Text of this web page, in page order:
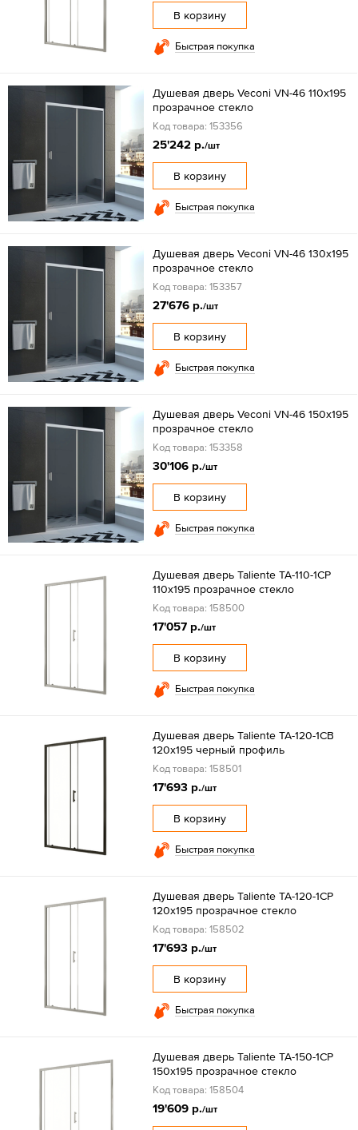
В корзину
Быстрая покупка
Душевая дверь Veconi VN-46 110x195
прозрачное стекло
Код товара: 153356
25'242 р./шт
В корзину
Быстрая покупка
Душевая дверь Veconi VN-46 130x195
прозрачное стекло
Код товара: 153357
27'676 р./шт
В корзину
Быстрая покупка
Душевая дверь Veconi VN-46 150x195
прозрачное стекло
Код товара: 153358
30'106 р./шт
В корзину
Быстрая покупка
Душевая дверь Taliente TA-110-1CP
110x195 прозрачное стекло
Код товара: 158500
17'057 р./шт
В корзину
Быстрая покупка
Душевая дверь Taliente TA-120-1CB
120x195 черный профиль
Код товара: 158501
17'693 р./шт
В корзину
Быстрая покупка
Душевая дверь Taliente TA-120-1CP
120x195 прозрачное стекло
Код товара: 158502
17'693 р./шт
В корзину
Быстрая покупка
Душевая дверь Taliente TA-150-1CP
150x195 прозрачное стекло
Код товара: 158504
19'609 р./шт